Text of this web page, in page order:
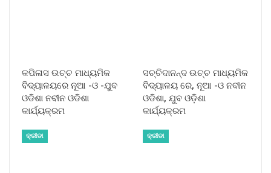
କପିଳାସ ଉଚ୍ଚ ମାଧ୍ୟମିକ
ବିଦ୍ୟାଳୟରେ ନୂଆ -ଓ -ଯୁବ
ଓଡିଶା ନବୀନ ଓଡିଶା
କାର୍ଯ୍ୟକ୍ରମ
ସଚ୍ଚିଦାନନ୍ଦ ଉଚ୍ଚ ମାଧ୍ୟମିକ
ବିଦ୍ୟାଳୟ ରେ, ନୂଆ -ଓ ନବୀନ
ଓଡିଶା, ଯୁବ ଓଡ଼ିଶା
କାର୍ଯ୍ୟକ୍ରମ
କ୍ରୀଡା କ୍ରୀଡା